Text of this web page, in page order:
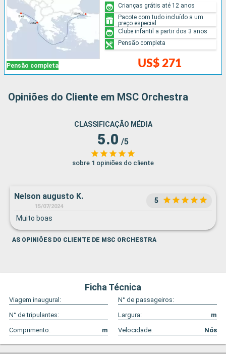
Pensão completa US$ 271
Crianças grátis até 12 anos
Pacote com tudo incluído a um
preço especial
Clube infantil a partir dos 3 anos
Pensão completa
Opiniões do Cliente em MSC Orchestra
CLASSIFICAÇÃO MÉDIA
5.0 /5
sobre 1 opiniões do cliente
Nelson augusto K.
15/07/2024
5
Muito boas
AS OPINIÕES DO CLIENTE DE MSC ORCHESTRA
Ficha Técnica
Viagem inaugural:
N° de passageiros:
N° de tripulantes:
Largura:
m
Comprimento:
m Velocidade: Nós